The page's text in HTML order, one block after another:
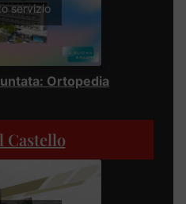
servizio
Ortopedia
Castello